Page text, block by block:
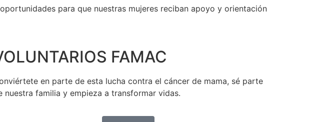
para que nuestras mujeres reciban apoyo y orientación
FAMAC
en parte de esta lucha contra el cáncer de mama, sé parte
nuestra familia y empieza a transformar vidas.